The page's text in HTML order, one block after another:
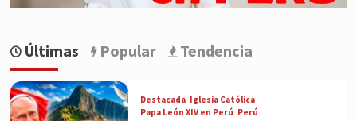
Últimas Popular Tendencia
Destacada Iglesia Católica
Papa León XIV en Perú Perú